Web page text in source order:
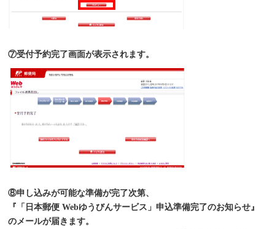
⑦受付予約完了画面が表示されます。
⑧申し込みが可能な準備が完了次第、
『「日本郵便 Webゆうびんサービス」申込準備完了のお知らせ』
のメールが届きます。